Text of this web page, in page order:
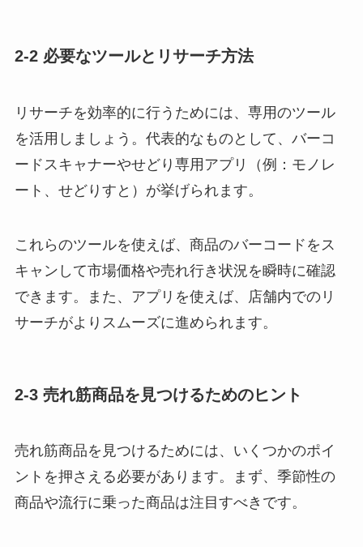
2-2 必要なツールとリサーチ方法
リサーチを効率的に行うためには、専用のツール
を活用しましょう。代表的なものとして、バーコ
ードスキャナーやせどり専用アプリ（例：モノレ
ート、せどりすと）が挙げられます。
これらのツールを使えば、商品のバーコードをス
キャンして市場価格や売れ行き状況を瞬時に確認
できます。また、アプリを使えば、店舗内でのリ
サーチがよりスムーズに進められます。
2-3 売れ筋商品を見つけるためのヒント
売れ筋商品を見つけるためには、いくつかのポイ
ントを押さえる必要があります。まず、季節性の
商品や流行に乗った商品は注目すべきです。